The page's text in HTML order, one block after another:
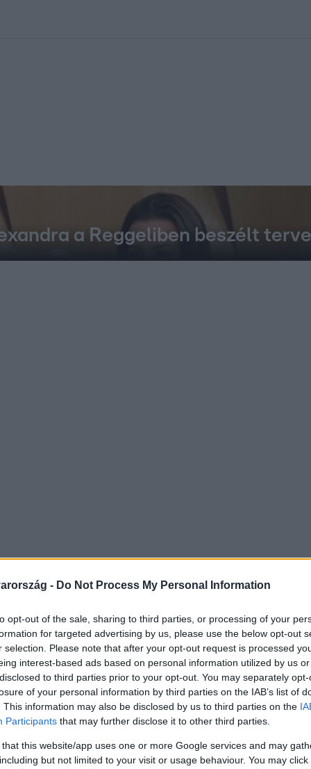
- Do Not Process My Personal Information
opt-out of the sale, sharing to third parties, or processing of your
for targeted advertising by us, please use the below opt-out
selection. Please note that after your opt-out request is processed
interest-based ads based on personal information utilized by us
to third parties prior to your opt-out. You may separately
of your personal information by third parties on the IAB’s list of
This information may also be disclosed by us to third parties on the
Participants that may further disclose it to other third parties.
that this website/app uses one or more Google services and may
but not limited to your visit or usage behaviour. You may
a Reggeliben beszélt
figyelmet kapott, és sokan kíváncsiak rá, milyen
történtek, amelyekről nyíltan beszél a közösségi